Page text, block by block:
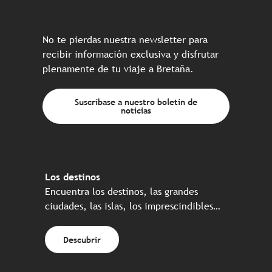
No te pierdas nuestra newsletter para
recibir información exclusiva y disfrutar
plenamente de tu viaje a Bretaña.
Suscríbase a nuestro boletín de
noticias
Los destinos
Encuentra los destinos, las grandes
ciudades, las islas, los imprescindibles…
Descubrir